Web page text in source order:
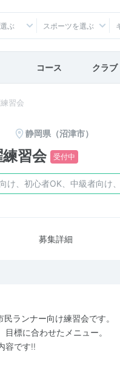
ぶ スポーツを選ぶ
コース クラブ
習会
静岡県（沼津市）
習会 受付中
け、初心者OK、中級者向け
募集詳細
ランナー向け練習会です。
標に合わせたメニュー。
容です!!